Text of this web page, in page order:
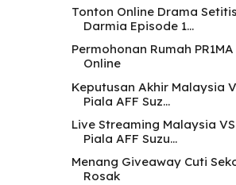
Tonton Online Drama
Darmia Episode 1...
Permohonan Rumah
Online
Keputusan Akhir Malaysia
Piala AFF Suz...
Live Streaming Malaysia
Piala AFF Suzu...
Menang Giveaway Cuti
Rosak